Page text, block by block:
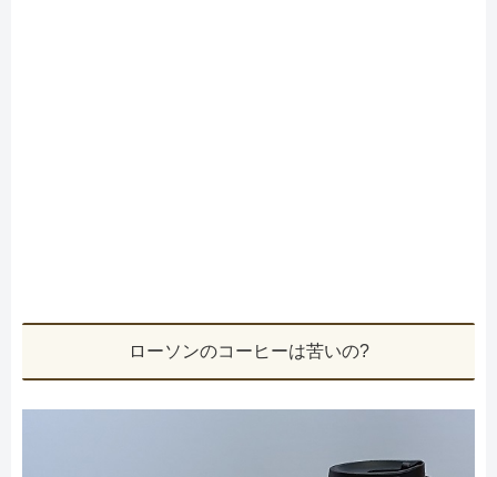
ローソンのコーヒーは苦いの?